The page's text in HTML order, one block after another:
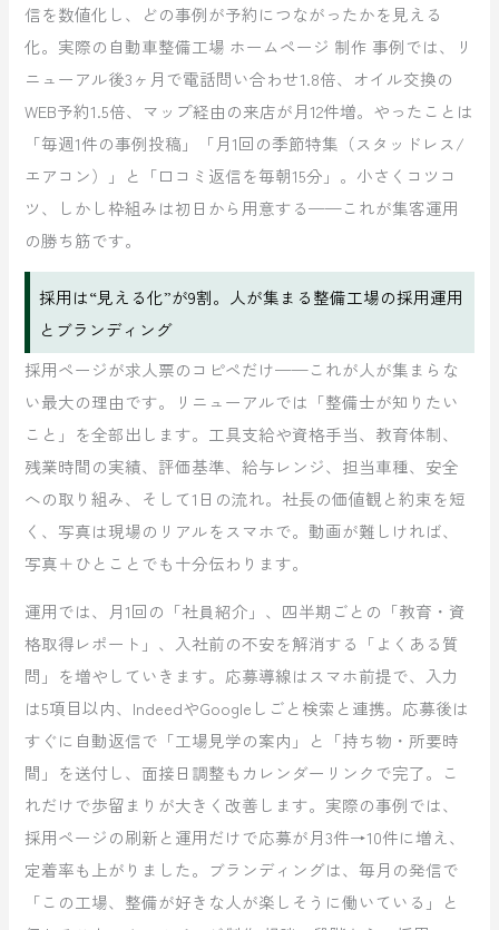
信を数値化し、どの事例が予約につながったかを見える
化。実際の自動車整備工場 ホームページ 制作 事例では、リ
ニューアル後3ヶ月で電話問い合わせ1.8倍、オイル交換の
WEB予約1.5倍、マップ経由の来店が月12件増。やったことは
「毎週1件の事例投稿」「月1回の季節特集（スタッドレス/
エアコン）」と「口コミ返信を毎朝15分」。小さくコツコ
ツ、しかし枠組みは初日から用意する——これが集客運用
の勝ち筋です。
採用は“見える化”が9割。人が集まる整備工場の採用運用
とブランディング
採用ページが求人票のコピペだけ——これが人が集まらな
い最大の理由です。リニューアルでは「整備士が知りたい
こと」を全部出します。工具支給や資格手当、教育体制、
残業時間の実績、評価基準、給与レンジ、担当車種、安全
への取り組み、そして1日の流れ。社長の価値観と約束を短
く、写真は現場のリアルをスマホで。動画が難しければ、
写真＋ひとことでも十分伝わります。
運用では、月1回の「社員紹介」、四半期ごとの「教育・資
格取得レポート」、入社前の不安を解消する「よくある質
問」を増やしていきます。応募導線はスマホ前提で、入力
は5項目以内、IndeedやGoogleしごと検索と連携。応募後は
すぐに自動返信で「工場見学の案内」と「持ち物・所要時
間」を送付し、面接日調整もカレンダーリンクで完了。こ
れだけで歩留まりが大きく改善します。実際の事例では、
採用ページの刷新と運用だけで応募が月3件→10件に増え、
定着率も上がりました。ブランディングは、毎月の発信で
「この工場、整備が好きな人が楽しそうに働いている」と